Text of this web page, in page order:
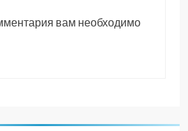
вам необходимо